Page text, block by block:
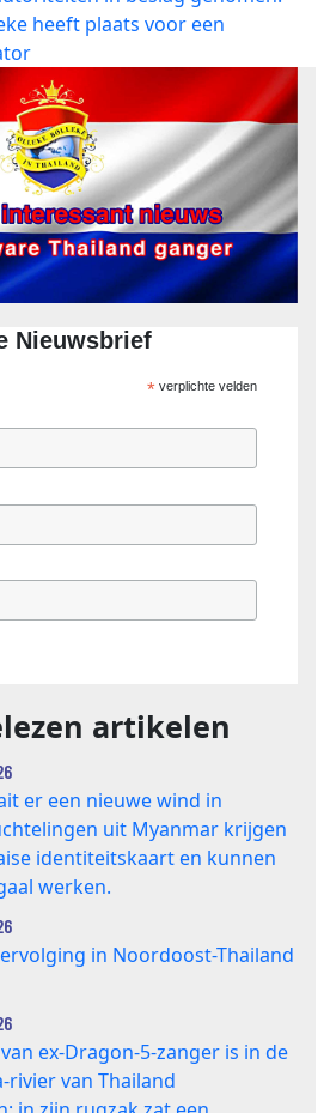
heeft plaats voor een
Nieuwsbrief
*verplichte velden
artikelen
er een nieuwe wind in
uit Myanmar krijgen
identiteitskaart en kunnen
werken.
in Noordoost-Thailand
ex-Dragon‑5‑zanger is in de
van Thailand